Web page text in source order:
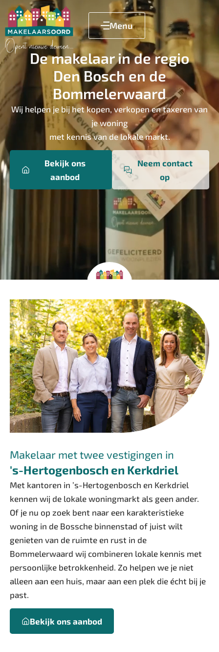
Menu
De makelaar in de regio
Den Bosch en de
Bommelerwaard
Wij helpen je bij het kopen, verkopen en taxeren van
je woning
met kennis van de lokale markt.
Bekijk ons
aanbod
Neem contact
op
Makelaar met twee vestigingen in
's-Hertogenbosch en Kerkdriel
Met kantoren in ’s-Hertogenbosch en Kerkdriel
kennen wij de lokale woningmarkt als geen ander.
Of je nu op zoek bent naar een karakteristieke
woning in de Bossche binnenstad of juist wilt
genieten van de ruimte en rust in de
Bommelerwaard wij combineren lokale kennis met
persoonlijke betrokkenheid. Zo helpen we je niet
alleen aan een huis, maar aan een plek die écht bij je
past.
Bekijk ons aanbod